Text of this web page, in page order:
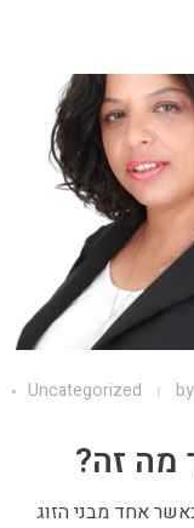
by
Uncategorized
מה זה?
אחד מבני הזוג